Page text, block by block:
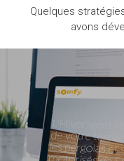
Quelques
avons